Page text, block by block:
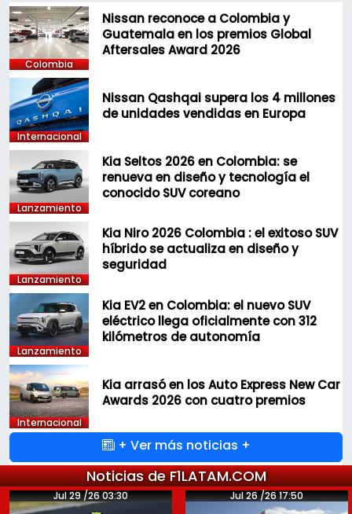
Colombia
Nissan reconoce a Colombia y
Guatemala en los premios Global
Aftersales Award 2026
Internacional
Nissan Qashqai supera los 4 millones
de unidades vendidas en Europa
Lanzamiento
Kia Seltos 2026 en Colombia: se
renueva en diseño y tecnología el
conocido SUV coreano
Lanzamiento
Kia Niro 2026 Colombia : el exitoso SUV
híbrido se actualiza en diseño y
seguridad
Lanzamiento
Kia EV2 en Colombia: el nuevo SUV
eléctrico llega oficialmente con 312
kilómetros de autonomía
Internacional
Kia arrasó en los Auto Express New Car
Awards 2026 con cuatro premios
+ Ver más noticias +
Noticias de F1LATAM.COM
Jul 29 /26 03:30 Jul 26 /26 17:50